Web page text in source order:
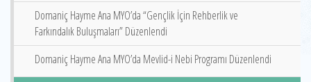
Domaniç Hayme Ana MYO’da “Gençlik İçin Rehberlik ve
Farkındalık Buluşmaları” Düzenlendi
Domaniç Hayme Ana MYO’da Mevlid-i Nebi Programı Düzenlendi